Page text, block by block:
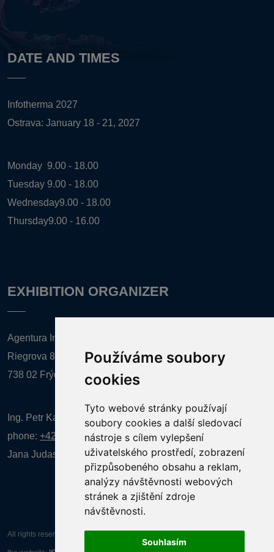
Používáme soubory
cookies
Tyto webové stránky používají
soubory cookies a další sledovací
nástroje s cílem vylepšení
uživatelského prostředí, zobrazení
přizpůsobeného obsahu a reklam,
analýzy návštěvnosti webových
stránek a zjištění zdroje
návštěvnosti.
Souhlasím
DATE AND TIMES
Infotherma 2027
Ostrava: January 18 - 21, 2027
Monday 9.00 - 18.00
Tuesday 9.00 - 18.00
Wednesday9.00 - 18.00
Thursday9.00 - 16.00
EXHIBITION ORGANIZER
Agentura Inforpres, s.r.o.
Riegrova 857
738 02 Frýdek-Místek
Ing. Petr Kalenda,
phone: +420 777 080 867(EN comunication)
Jana Judasová, administration phone:+420 737 169 106
All rights reserved AGENTURA INFORPRES s.r.o. Creation and operation of